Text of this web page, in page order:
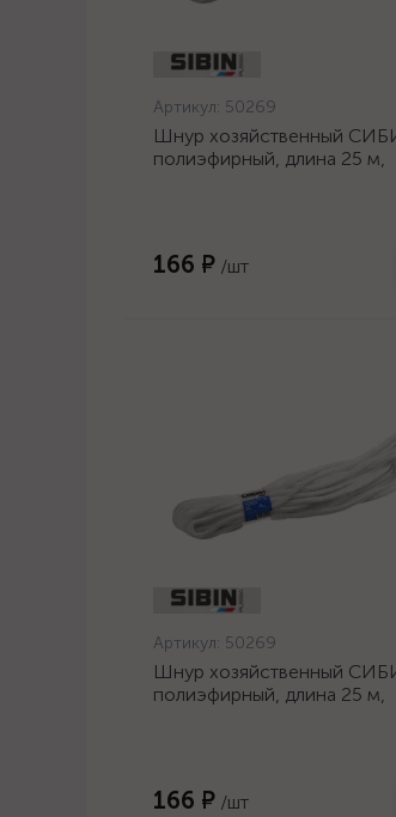
Артикул: 50269
Шнур хозяйственный
полиэфирный, длина 25 м,
166 ₽ /шт
Артикул: 50269
Шнур хозяйственный
полиэфирный, длина 25 м,
166 ₽ /шт